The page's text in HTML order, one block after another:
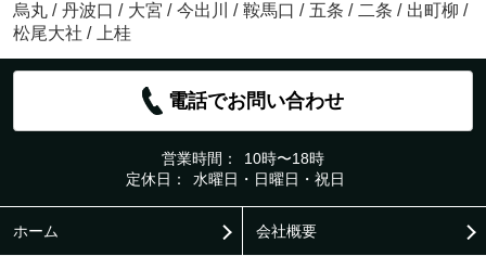
烏丸 / 丹波口 / 大宮 / 今出川 / 鞍馬口 / 五条 / 二条 / 出町柳 /
松尾大社 / 上桂
電話でお問い合わせ
営業時間：
10時〜18時
定休日：
水曜日・日曜日・祝日
ホーム 会社概要